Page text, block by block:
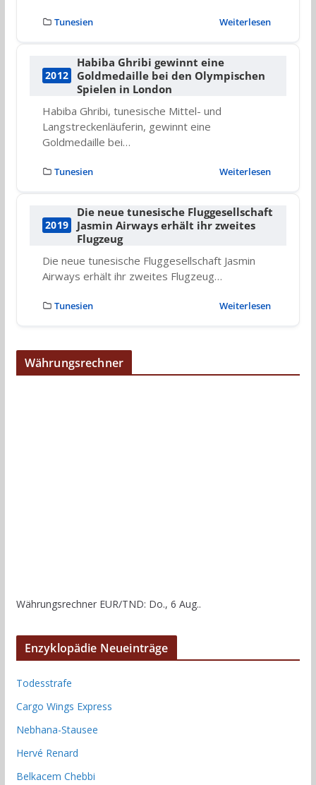
Tunesien Weiterlesen
2012
Habiba Ghribi gewinnt eine
Goldmedaille bei den Olympischen
Spielen in London
Habiba Ghribi, tunesische Mittel- und
Langstreckenläuferin, gewinnt eine
Goldmedaille bei…
Tunesien Weiterlesen
2019
Die neue tunesische Fluggesellschaft
Jasmin Airways erhält ihr zweites
Flugzeug
Die neue tunesische Fluggesellschaft Jasmin
Airways erhält ihr zweites Flugzeug…
Tunesien Weiterlesen
Währungsrechner
Währungsrechner EUR/TND: Do., 6 Aug..
Enzyklopädie Neueinträge
Todesstrafe
Cargo Wings Express
Nebhana-Stausee
Hervé Renard
Belkacem Chebbi